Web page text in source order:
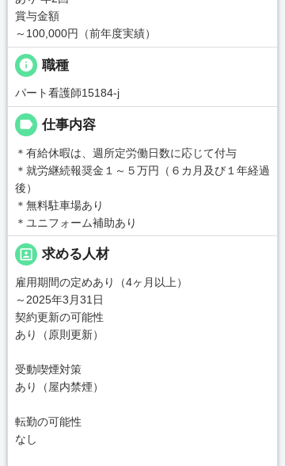
賞与金額
～100,000円（前年度実績）
info 職種
パート看護師15184-j
label 仕事内容
＊有給休暇は、週所定労働日数に応じて付与
＊就労継続報奨金１～５万円（６カ月及び１年経過
後）
＊無料駐車場あり
＊ユニフォーム補助あり
portrait 求める人材
雇用期間の定めあり（4ヶ月以上）
～2025年3月31日
契約更新の可能性
あり（原則更新）
受動喫煙対策
あり（屋内禁煙）
転勤の可能性
なし